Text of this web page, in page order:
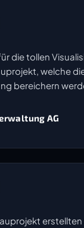
die tollen
welche
bereichern
AG
erstellten